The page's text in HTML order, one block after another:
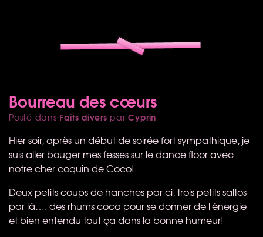
Bourreau des cœurs
Posté dans Faits divers parCyprin
Hier soir, après un début de soirée fort sympathique, je
suis aller bouger mes fesses sur le dance floor avec
notre cher coquin de Coco!
Deux petits coups de hanches par ci, trois petits saltos
par là…. des rhums coca pour se donner de l'énergie
et bien entendu tout ça dans la bonne humeur!